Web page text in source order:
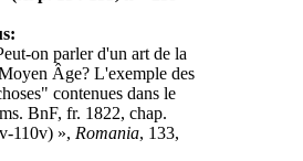
on parler d'un art de la
Âge? L'exemple des
contenues dans le
BnF, fr. 1822, chap.
110v) », Romania, 133,